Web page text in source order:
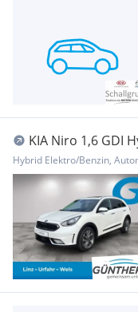
KIA Niro 1,6 GDI
Hybrid Elektro/Benzin,